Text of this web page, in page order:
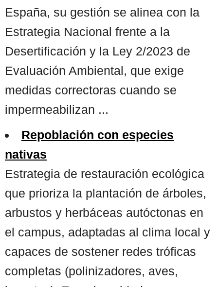
España, su gestión se alinea con la
Estrategia Nacional frente a la
Desertificación y la Ley 2/2023 de
Evaluación Ambiental, que exige
medidas correctoras cuando se
impermeabilizan ...
Repoblación con especies
nativas
Estrategia de restauración ecológica
que prioriza la plantación de árboles,
arbustos y herbáceas autóctonas en
el campus, adaptadas al clima local y
capaces de sostener redes tróficas
completas (polinizadores, aves,